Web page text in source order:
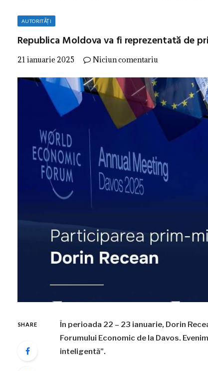
AUTORITĂȚI
Republica Moldova va fi reprezentată de
21 ianuarie 2025 Niciun comentariu
SHARE
În perioada 22 – 23 ianuarie, Dorin
Forumului Economic de la Davos.
inteligentă”.